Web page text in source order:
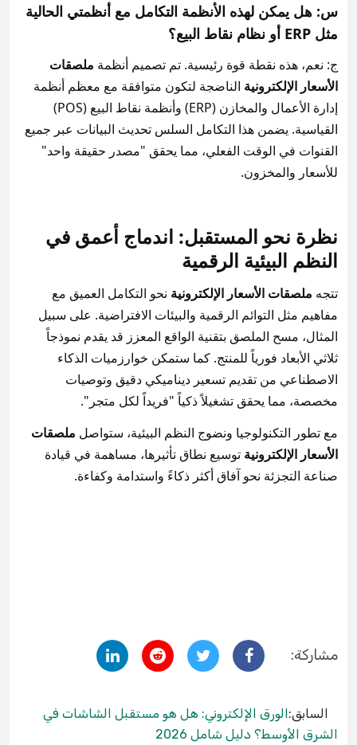
س: هل يمكن لهذه الأنظمة التكامل مع أنظمتي الحالية
مثل ERP أو نظام نقاط البيع؟
ج: نعم، هذه نقطة قوة رئيسية. تم تصميم أنظمة ملصقات
الأسعار الإلكترونية الناضجة لتكون متوافقة مع معظم أنظمة
إدارة الأعمال والمخازن (ERP) وأنظمة نقاط البيع (POS)
القياسية. يضمن هذا التكامل السلس تحديث البيانات عبر جميع
القنوات في الوقت الفعلي، مما يحقق "مصدر حقيقة واحد"
للأسعار والمخزون.
نظرة نحو المستقبل: اندماج أعمق في
النظم البيئية الرقمية
تتجه ملصقات الأسعار الإلكترونية نحو التكامل العميق مع
مفاهيم مثل التوائم الرقمية والبيئات الافتراضية. على سبيل
المثال، مسح الملصق بتقنية الواقع المعزز قد يقدم نموذجاً
ثلاثي الأبعاد فورياً للمنتج. كما ستمكن خوارزميات الذكاء
الاصطناعي من تقديم تسعير ديناميكي دقيق وتوصيات
مخصصة، مما يحقق تشغيلاً ذكياً "فريداً لكل متجر".
مع تطور التكنولوجيا ونضوج النظم البيئية، ستواصل ملصقات
الأسعار الإلكترونية توسيع نطاق تأثيرها، مساهمة في قيادة
صناعة التجزئة نحو آفاق أكثر ذكاءً واستدامة وكفاءة.
مشاركة:
السابق:الورق الإلكتروني: هل هو مستقبل الشاشات في
الشرق الأوسط؟ دليل شامل 2026